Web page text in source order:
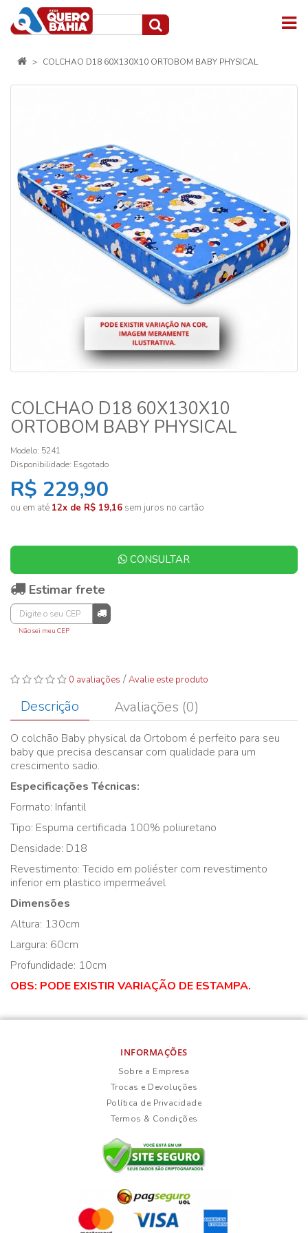
COLCHAO D18 60X130X10 ORTOBOM BABY PHYSICAL
COLCHAO D18 60X130X10
ORTOBOM BABY PHYSICAL
Modelo: 5241
Disponibilidade: Esgotado
R$ 229,90
ou em até 12x de R$ 19,16 sem juros no cartão
CONSULTAR
Estimar frete
Não sei meu CEP
0 avaliações /Avalie este produto
Descrição Avaliações (0)
O colchão Baby physical da Ortobom é perfeito para seu
baby que precisa descansar com qualidade para um
crescimento sadio.
Especificações Técnicas:
Formato: Infantil
Tipo: Espuma certificada 100% poliuretano
Densidade: D18
Revestimento: Tecido em poliéster com revestimento
inferior em plastico impermeável
Dimensões
Altura: 130cm
Largura: 60cm
Profundidade: 10cm
OBS: PODE EXISTIR VARIAÇÃO DE ESTAMPA.
INFORMAÇÕES
Sobre a Empresa
Trocas e Devoluções
Política de Privacidade
Termos & Condições